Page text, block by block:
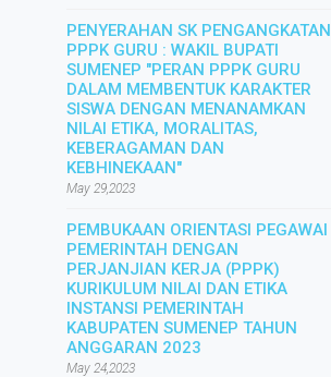
PENYERAHAN SK PENGANGKATAN
PPPK GURU : WAKIL BUPATI
SUMENEP "PERAN PPPK GURU
DALAM MEMBENTUK KARAKTER
SISWA DENGAN MENANAMKAN
NILAI ETIKA, MORALITAS,
KEBERAGAMAN DAN
KEBHINEKAAN"
May 29,2023
PEMBUKAAN ORIENTASI PEGAWAI
PEMERINTAH DENGAN
PERJANJIAN KERJA (PPPK)
KURIKULUM NILAI DAN ETIKA
INSTANSI PEMERINTAH
KABUPATEN SUMENEP TAHUN
ANGGARAN 2023
May 24,2023